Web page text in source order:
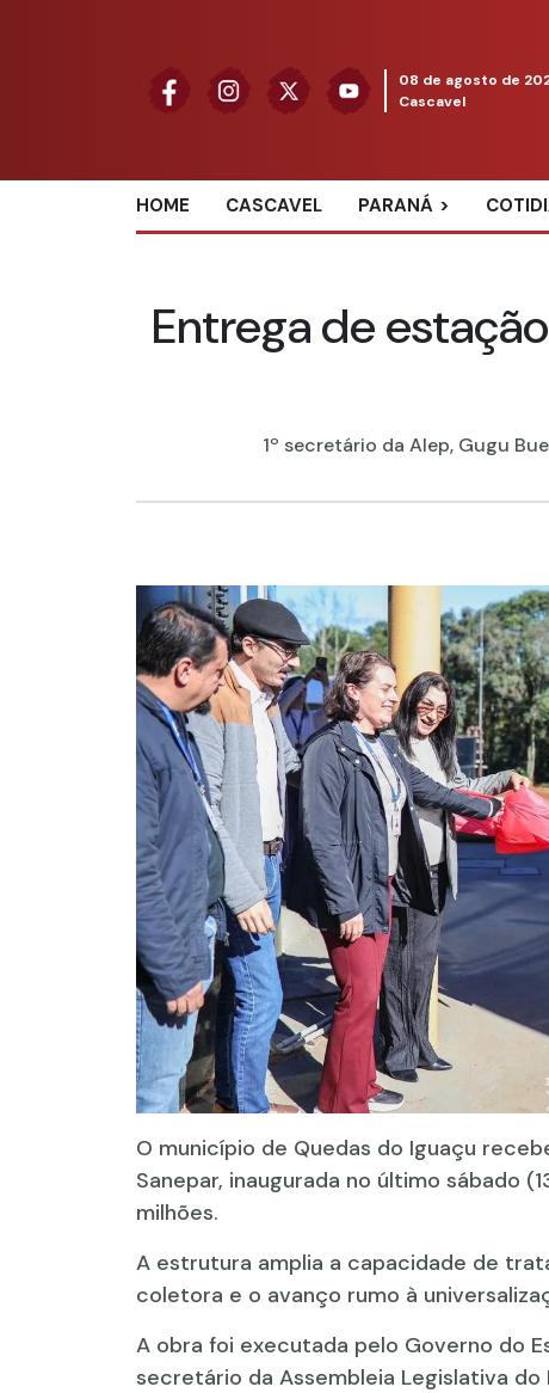
08 de agosto de
Cascavel
HOME CASCAVEL PARANÁ
Entrega de
1º secretário da Alep, Gugu
O município de Quedas do Iguaçu
Sanepar, inaugurada no último sábado
milhões.
A estrutura amplia a capacidade de
coletora e o avanço rumo à
A obra foi executada pelo Governo do
secretário da Assembleia Legislativa do